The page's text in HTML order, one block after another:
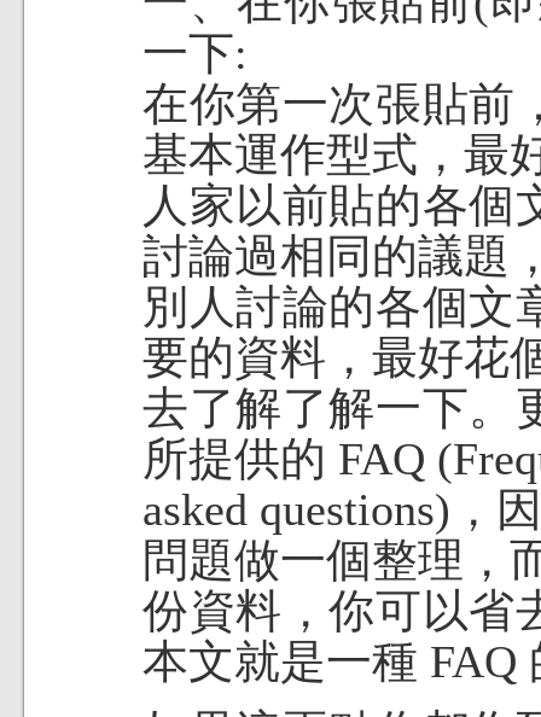
一下:
在你第一次張貼前
基本運作型式，最
人家以前貼的各個
討論過相同的議題
別人討論的各個文
要的資料，最好花
去了解了解一下。
所提供的 FAQ
asked questions)，
問題做一個整理，
份資料，你可以省
本文就是一種 FAQ